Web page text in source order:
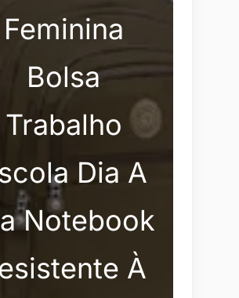
Feminina
Bolsa
Trabalho
Dia A
Notebook
À